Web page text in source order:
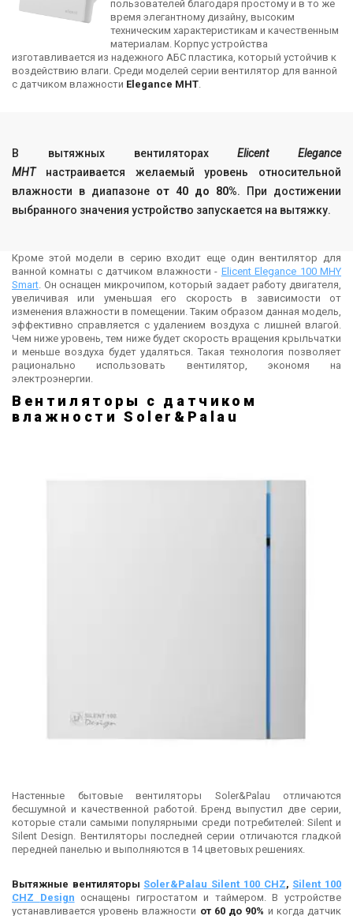
пользователей благодаря простому и в то же
время элегантному дизайну, высоким
техническим характеристикам и качественным
материалам. Корпус устройства
изготавливается из надежного АБС пластика, который устойчив к
воздействию влаги. Среди моделей серии вентилятор для ванной
с датчиком влажности Elegance MHT
В вытяжных вентиляторахElicent Elegance
MHTнастраивается желаемый уровень относительной
влажности в диапазоне от 40 до 80%. При достижении
выбранного значения устройство запускается на вытяжку.
Кроме этой модели в серию входит еще один вентилятор для
ванной комнаты с датчиком влажности - Elicent Elegance 100 MHY
Smart . Он оснащен микрочипом, который задает работу двигателя,
увеличивая или уменьшая его скорость в зависимости от
изменения влажности в помещении. Таким образом данная модель,
эффективно справляется с удалением воздуха с лишней влагой.
Чем ниже уровень, тем ниже будет скорость вращения крыльчатки
и меньше воздуха будет удаляться. Такая технология позволяет
рационально использовать вентилятор, экономя на
электроэнергии.
Вентиляторы с датчиком
влажности Soler&Palau
Настенные бытовые вентиляторы Soler&Palau отличаются
бесшумной и качественной работой. Бренд выпустил две серии,
которые стали самыми популярными среди потребителей: Silent и
Silent Design. Вентиляторы последней серии отличаются гладкой
передней панелью и выполняются в 14 цветовых решениях.
Вытяжные вентиляторы Soler&Palau Silent 100 CHZ, Silent 100
CHZ
Design оснащены гигростатом и таймером. В устройстве
устанавливается уровень влажности от 60 до 90% и когда датчик